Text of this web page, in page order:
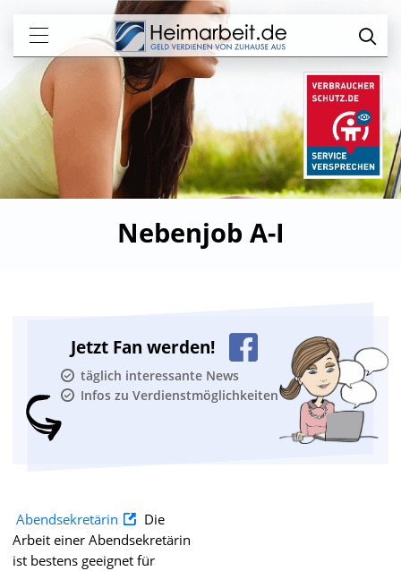
Nebenjob A-I
Jetzt Fan werden!
täglich interessante News
Infos zu Verdienstmöglichkeiten
Abendsekretärin
Die
Arbeit einer Abendsekretärin
ist bestens geeignet für